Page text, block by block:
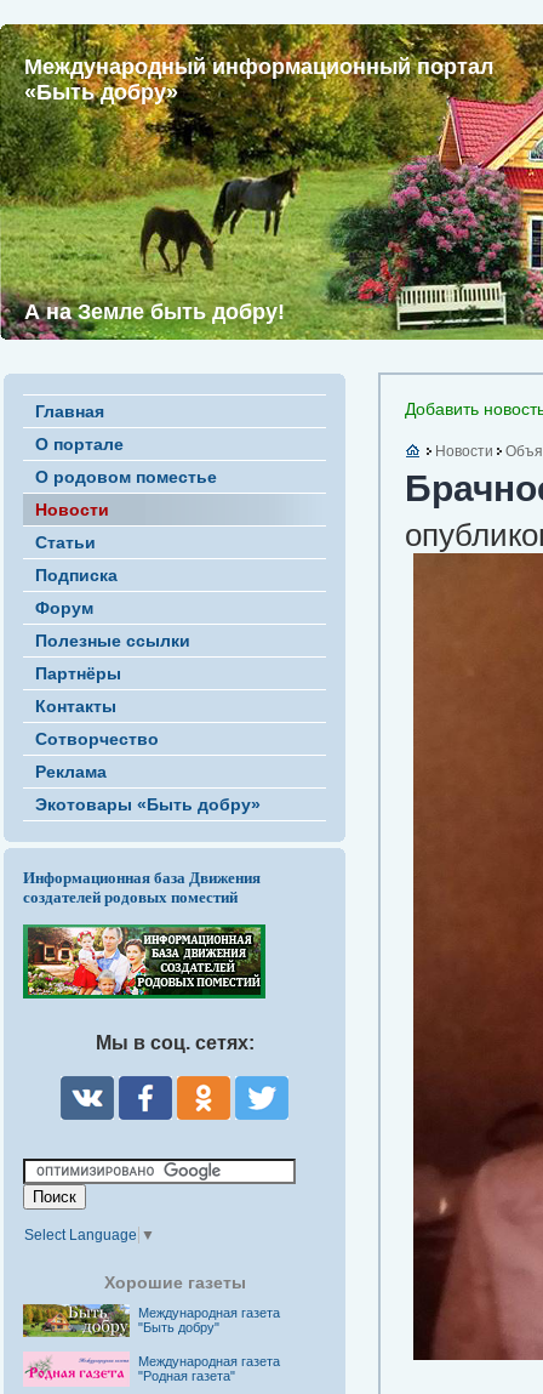
Международный информационный портал
«Быть добру»
А на Земле быть добру!
Главная
О портале
О родовом поместье
Новости
Статьи
Подписка
Форум
Полезные ссылки
Партнёры
Контакты
Сотворчество
Реклама
Экотовары «Быть добру»
Информационная база Движения
создателей родовых поместий
Мы в соц. сетях:
Select Language ▼
Хорошие газеты
Международная газета
"Быть добру"
Международная газета
"Родная газета"
Добавить
Новости